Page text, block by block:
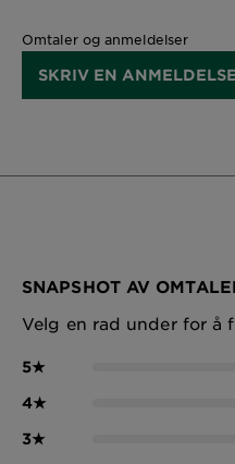
Omtaler og anmeldelser
SKRIV EN ANMELDELSE
SNAPSHOT AV
Velg en rad under for å
5★
4★
3★